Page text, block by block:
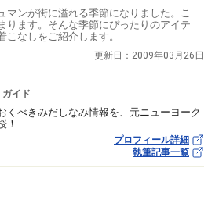
マンが街に溢れる季節になりました。こ
ります。そんな季節にぴったりのアイテ
なしをご紹介します。
更新日： 2009年03月26日
イド
くべきみだしなみ情報を、元ニューヨーク
！
プロフィール詳細
執筆記事一覧